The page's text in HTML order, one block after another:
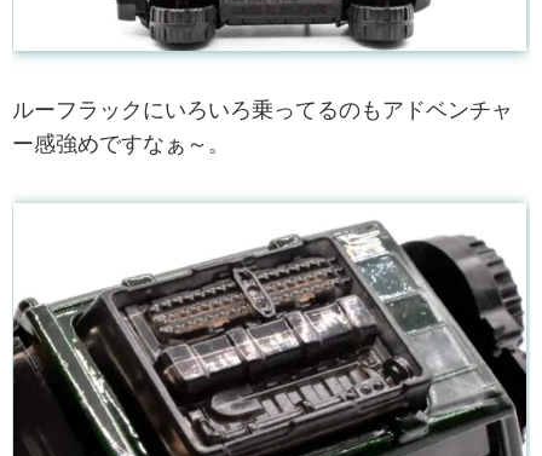
ルーフラックにいろいろ乗ってるのもアドベンチャ
ー感強めですなぁ～。